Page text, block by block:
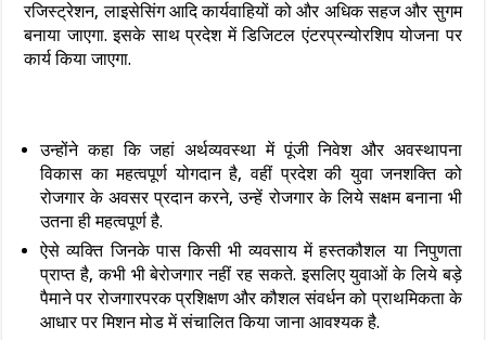
रजिस्ट्रेशन, लाइसेसिंग आदि कार्यवाहियों को और अधिक सहज और सुगम
बनाया जाएगा. इसके साथ प्रदेश में डिजिटल एंटरप्रन्‍योरशिप योजना पर
कार्य किया जाएगा.
उन्‍होंने कहा कि जहां अर्थव्यवस्था में पूंजी निवेश और अवस्थापना
विकास का महत्वपूर्ण योगदान है, वहीं प्रदेश की युवा जनशक्ति को
रोजगार के अवसर प्रदान करने, उन्हें रोजगार के लिये सक्षम बनाना भी
उतना ही महत्वपूर्ण है.
ऐसे व्यक्ति जिनके पास किसी भी व्यवसाय में हस्तकौशल या निपुणता
प्राप्त है, कभी भी बेरोजगार नहीं रह सकते. इसलिए युवाओं के लिये बड़े
पैमाने पर रोजगारपरक प्रशिक्षण और कौशल संवर्धन को प्राथमिकता के
आधार पर मिशन मोड में संचालित किया जाना आवश्यक है.